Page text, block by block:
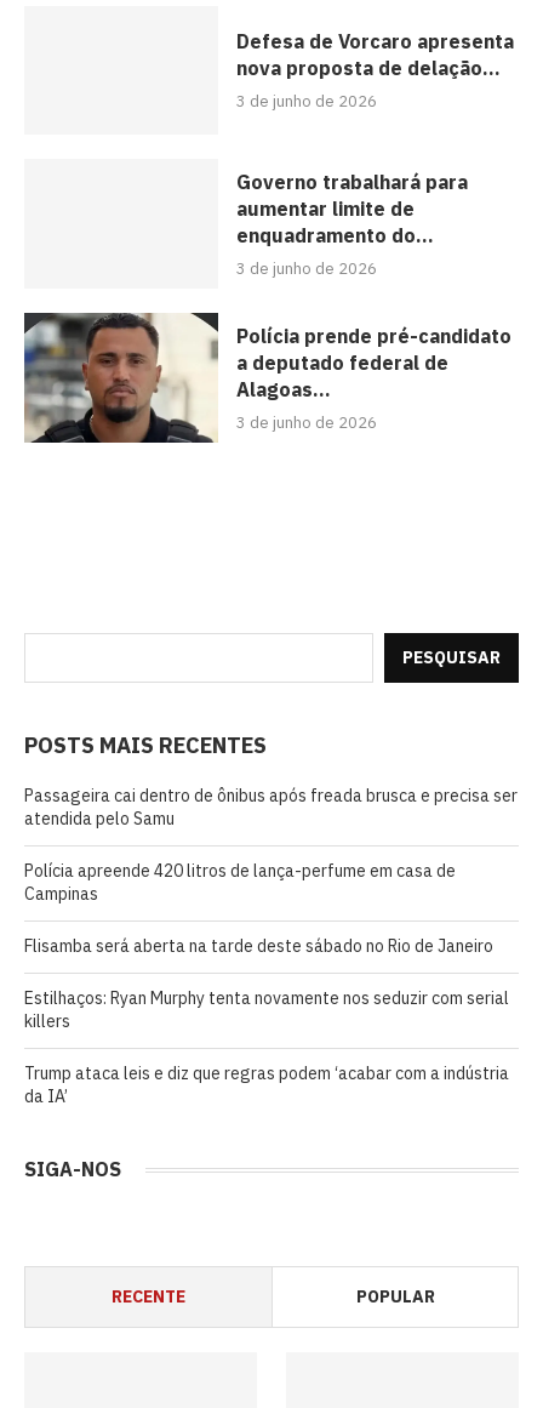
Defesa de Vorcaro apresenta
nova proposta de delação...
3 de junho de 2026
Governo trabalhará para
aumentar limite de
enquadramento do...
3 de junho de 2026
Polícia prende pré-candidato
a deputado federal de
Alagoas...
3 de junho de 2026
PESQUISAR
POSTS MAIS RECENTES
Passageira cai dentro de ônibus após freada brusca e precisa ser
atendida pelo Samu
Polícia apreende 420 litros de lança-perfume em casa de
Campinas
Flisamba será aberta na tarde deste sábado no Rio de Janeiro
Estilhaços: Ryan Murphy tenta novamente nos seduzir com serial
killers
Trump ataca leis e diz que regras podem ‘acabar com a indústria
da IA’
SIGA-NOS
RECENTE POPULAR